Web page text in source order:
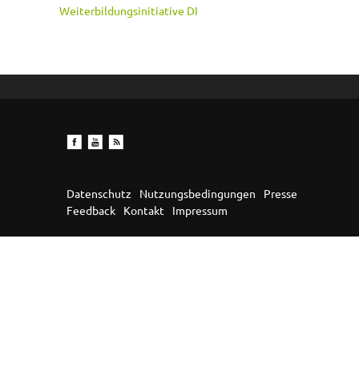
Weiterbildungsinitiative DI
Datenschutz Nutzungsbedingungen
Presse
Feedback
Kontakt Impressum